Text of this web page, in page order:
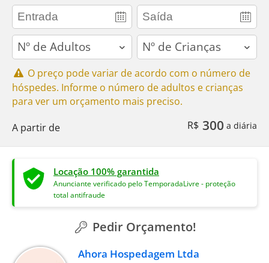
adults children
O preço pode variar de acordo com o número de
hóspedes. Informe o número de adultos e crianças
para ver um orçamento mais preciso.
A partir de
R$ 300 a diária
Locação 100% garantida
Anunciante verificado pelo TemporadaLivre - proteção
total antifraude
Pedir Orçamento!
Ahora Hospedagem Ltda